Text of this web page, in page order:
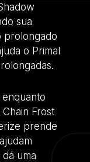
sua
prolongado
o Primal
Frost
prende
uma